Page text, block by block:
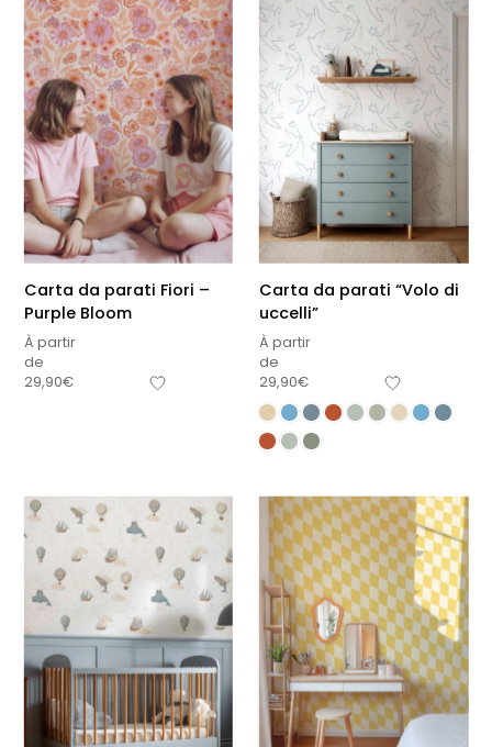
Carta da parati Fiori –
Purple Bloom
À partir
de
29,90€
Carta da parati “Volo di
uccelli”
À partir
de
29,90€